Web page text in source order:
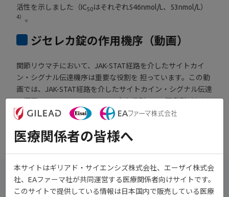
活性を示しました（IC50はそれぞれ546nmol/L、53nmol/L）
4） 。
ジセレカ錠の作用機序（動画）
関節リウマチにおいて、JAK-STAT経路を介したサイトカイ
ン・シグナル伝達機序は重要な役割を 担っています。この動
画では、JAK-STAT経路を介したサイトカイン・シグナル伝達
の概要、JAK1、 JAK2、JAK3の主な役割、JAK阻害剤ジセレ
カの作用機序を中心に、CGを用いてわかりやすくご紹介しま
シグナル伝達におけるJAK1の役割
医療関係者の皆様へ
本サイトはギリアド・サイエンシズ株式会社、エーザイ株式会
社、EAファーマ社が共同運営する医療関係者向けサイトです。
このサイトで提供している情報は日本国内で販売している医療